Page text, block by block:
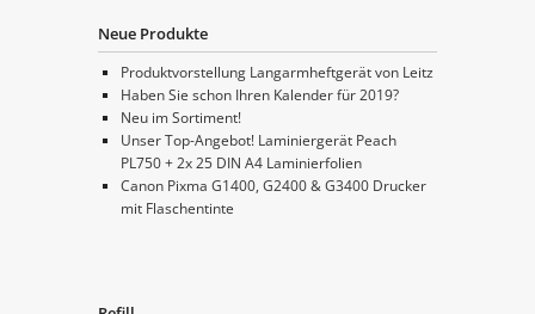
Neue Produkte
Produktvorstellung Langarmheftgerät von Leitz
Haben Sie schon Ihren Kalender für 2019?
Neu im Sortiment!
Unser Top-Angebot! Laminiergerät Peach
PL750 + 2x 25 DIN A4 Laminierfolien
Canon Pixma G1400, G2400 & G3400 Drucker
mit Flaschentinte